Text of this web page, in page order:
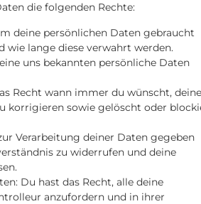
die folgenden Rechte:
deine persönlichen Daten gebraucht
wie lange diese verwahrt werden.
uns bekannten persönliche Daten
Recht wann immer du wünscht, deine
korrigieren sowie gelöscht oder
Verarbeitung deiner Daten gegeben
zu widerrufen und deine
Du hast das Recht, alle deine
anzufordern und in ihrer